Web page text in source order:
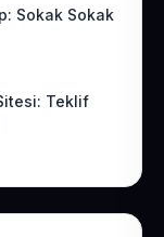
Sokak Sokak
Teklif